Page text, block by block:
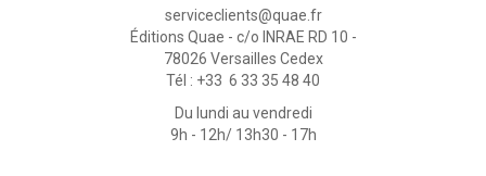
serviceclients@quae.fr
Éditions Quae - c/o INRAE RD 10 -
78026 Versailles Cedex
Tél : +33 6 33 35 48 40
Du lundi au vendredi
9h - 12h/ 13h30 - 17h